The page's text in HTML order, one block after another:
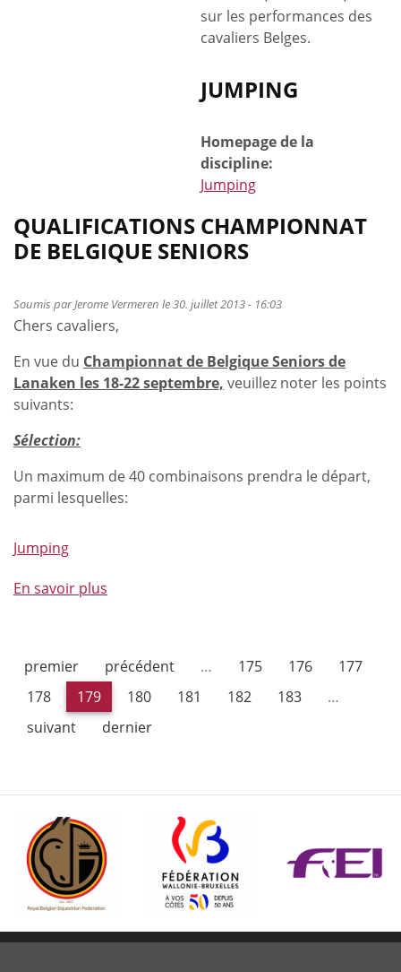
sur les performances des
cavaliers Belges.
JUMPING
Homepage de la
discipline:
Jumping
QUALIFICATIONS CHAMPIONNAT
DE BELGIQUE SENIORS
Soumis parJerome Vermeren le 30. juillet 2013 - 16:03
Chers cavaliers,
En vue du Championnat de Belgique Seniors de
Lanaken les 18-22 septembre, veuillez noter les points
suivants:
Sélection:
Un maximum de 40 combinaisons prendra le départ,
parmi lesquelles:
Jumping
En savoir plus
Championnat
Belgique
Seniors
premier précédent … 175 176
177
178
179 180 181 182 183
…
suivant
dernier